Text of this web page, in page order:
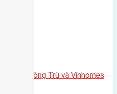
cầu Đông Trù và Vinhomes